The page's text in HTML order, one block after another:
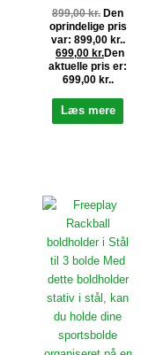
899,00kr. Den
oprindelige pris
var: 899,00 kr..
699,00 kr.Den
aktuelle pris er:
699,00 kr..
Læs mere